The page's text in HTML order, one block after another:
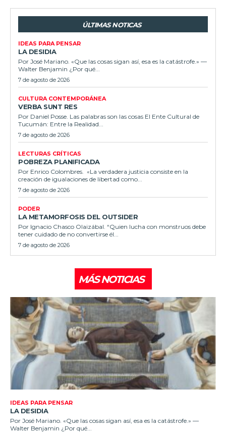
ÚLTIMAS NOTICAS
IDEAS PARA PENSAR
LA DESIDIA
Por José Mariano. «Que las cosas sigan así, esa es la catástrofe.» —
Walter Benjamin ¿Por qué...
7 de agosto de 2026
CULTURA CONTEMPORÁNEA
VERBA SUNT RES
Por Daniel Posse. Las palabras son las cosas El Ente Cultural de
Tucumán: Entre la Realidad...
7 de agosto de 2026
LECTURAS CRÍTICAS
POBREZA PLANIFICADA
Por Enrico Colombres. «La verdadera justicia consiste en la
creación de igualaciones de libertad como...
7 de agosto de 2026
PODER
LA METAMORFOSIS DEL OUTSIDER
Por Ignacio Chasco Olaizábal. “Quien lucha con monstruos debe
tener cuidado de no convertirse él...
7 de agosto de 2026
MÁS NOTICIAS
IDEAS PARA PENSAR
LA DESIDIA
Por José Mariano. «Que las cosas sigan así, esa es la catástrofe.» —
Walter Benjamin ¿Por qué...